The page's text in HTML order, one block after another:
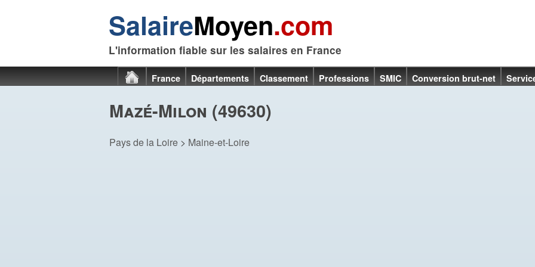
SalaireMoyen.com
L'information fiable sur les salaires en France
France Départements Classement Professions SMIC Conversion brut-net
Mazé-Milon (49630)
Pays de la Loire > Maine-et-Loire